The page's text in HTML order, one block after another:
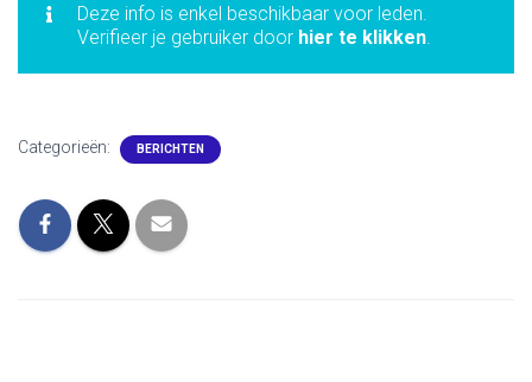
Deze info is enkel beschikbaar voor leden.
Verifieer je gebruiker door hier te klikken.
Categorieën: BERICHTEN